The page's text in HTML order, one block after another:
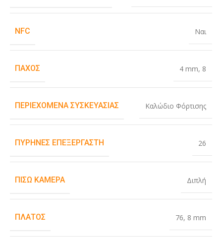
NFC Ναι
ΠΆΧΟΣ 4 mm, 8
ΠΕΡΙΕΧΌΜΕΝΑ ΣΥΣΚΕΥΑΣΊΑΣ Καλώδιο Φόρτισης
ΠΥΡΉΝΕΣ ΕΠΕΞΕΡΓΑΣΤΉ 26
ΠΊΣΩ ΚΆΜΕΡΑ Διπλή
ΠΛΆΤΟΣ 76, 8 mm